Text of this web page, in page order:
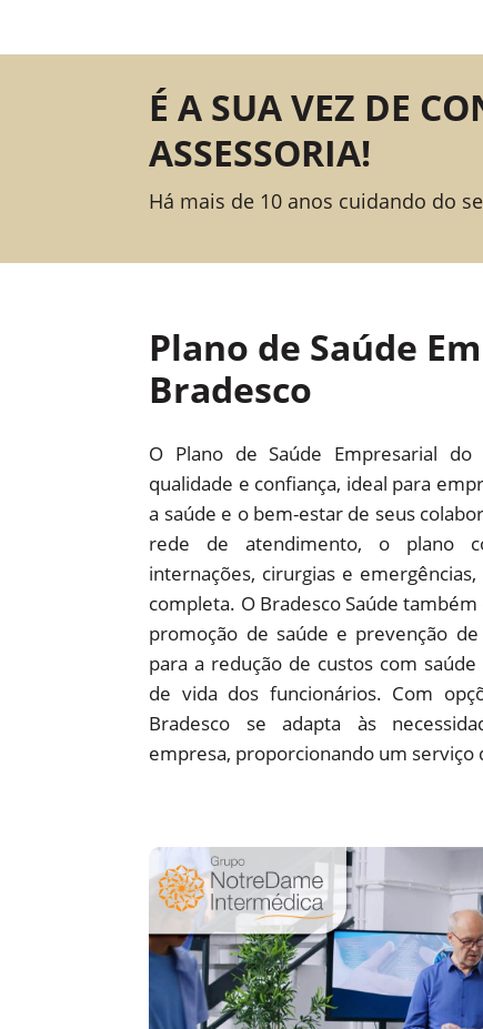
É A SUA VEZ DE
ASSESSORIA!
Há mais de 10 anos cuidando do
Plano de Saúde
Bradesco
O Plano de Saúde Empresarial
qualidade e confiança, ideal para
a saúde e o bem-estar de seus
rede de atendimento, o plano
internações, cirurgias e
completa. O Bradesco Saúde
promoção de saúde e prevenção
para a redução de custos com
de vida dos funcionários. Com
Bradesco se adapta às
empresa, proporcionando um serviço